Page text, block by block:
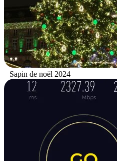
Sapin de noël 2024